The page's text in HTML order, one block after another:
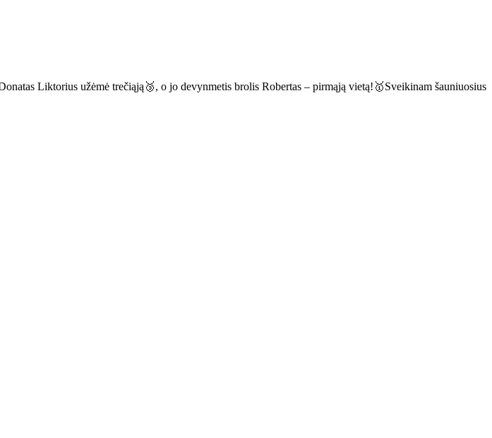
Liktorius užėmė trečiąją🥉, o jo devynmetis brolis Robertas – pirmąją vietą!🥇Sveikinam šauniuosius